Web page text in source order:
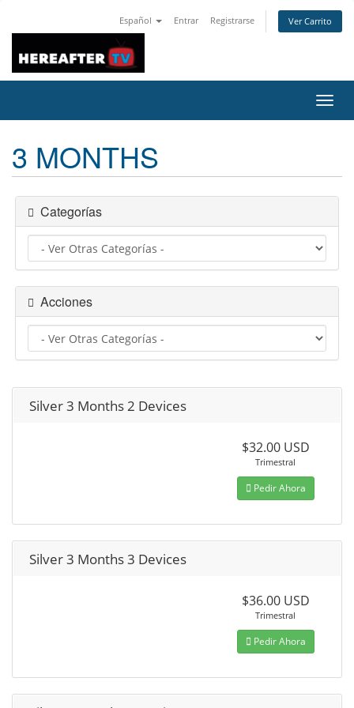
Español Entrar Registrarse Ver Carrito
3 MONTHS
Categorías
Acciones
Silver 3 Months 2 Devices
$32.00 USD
Trimestral
Pedir Ahora
Silver 3 Months 3 Devices
$36.00 USD
Trimestral
Pedir Ahora